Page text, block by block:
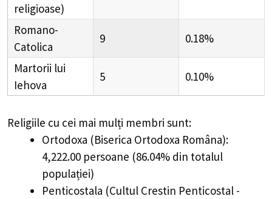
religioase)
Romano-
Catolica
9 0.18%
Martorii lui
Iehova
5 0.10%
Religiile cu cei mai mulți membri sunt:
Ortodoxa (Biserica Ortodoxa Româna):
4,222.00 persoane (86.04% din totalul
populației)
Penticostala (Cultul Crestin Penticostal -